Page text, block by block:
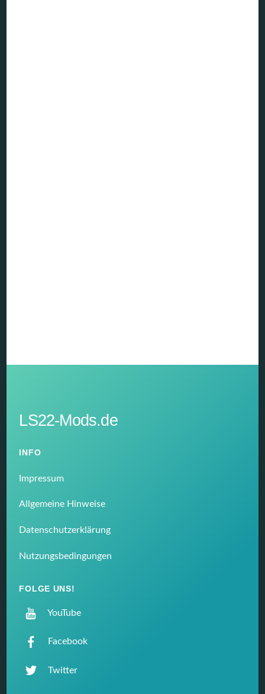
LS22-Mods.de
INFO
Impressum
Allgemeine Hinweise
Datenschutzerklärung
Nutzungsbedingungen
FOLGE UNS!
YouTube
Facebook
Twitter